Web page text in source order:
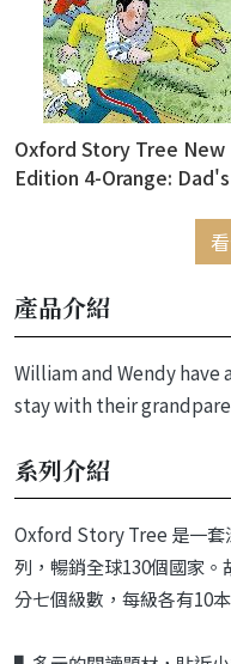
Oxford Story Tree New
Edition 4-Orange: Dad's
產品介紹
William and Wendy
stay with their
系列介紹
Oxford Story Tree 是一
列，暢銷全球130個國家
分七個級數，每級各有10本